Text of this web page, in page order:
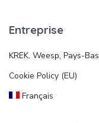
Entreprise
KREK. Weesp, Pays-Bas
Cookie Policy (EU)
Français